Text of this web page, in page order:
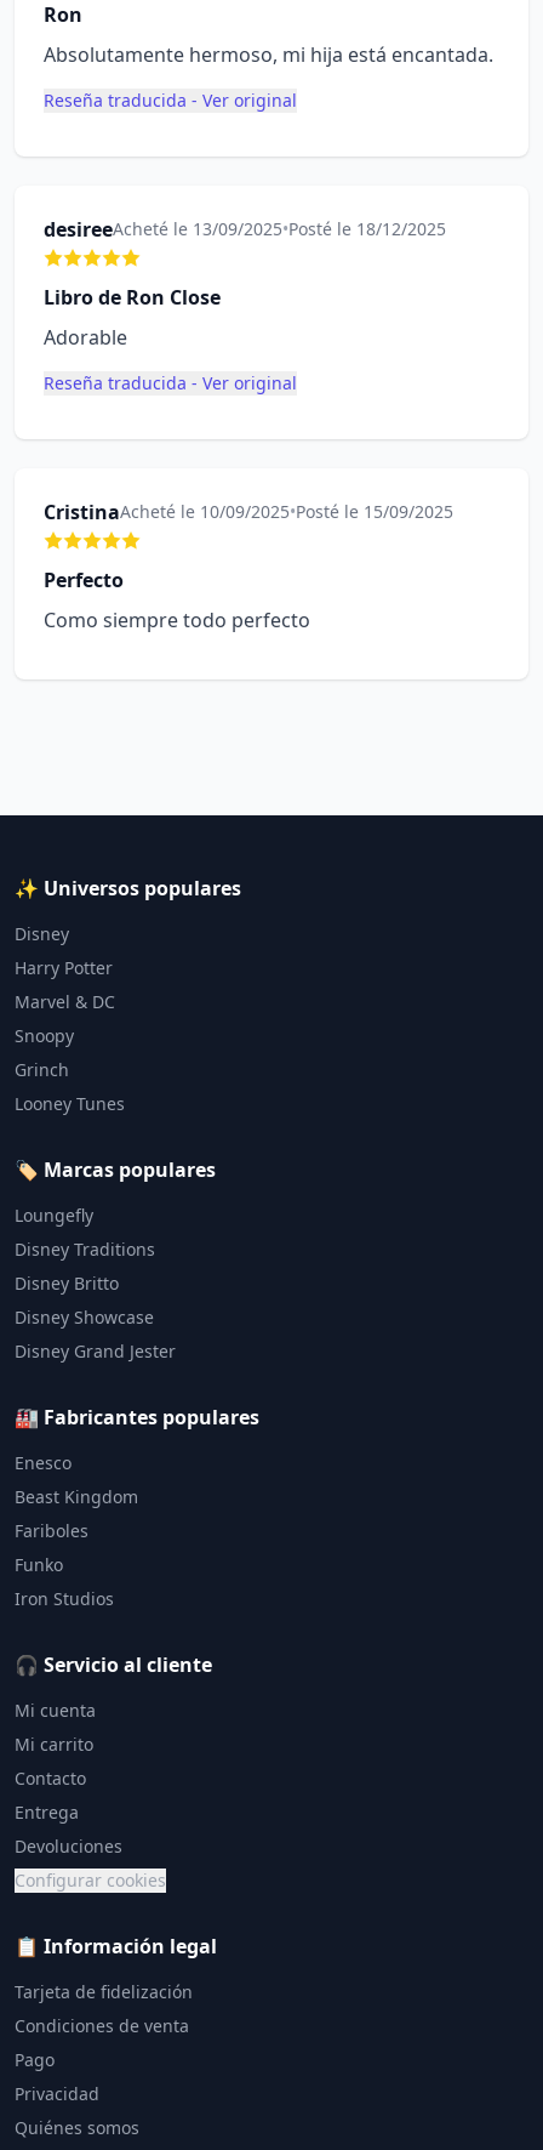
Ron
Absolutamente hermoso, mi hija está encantada.
Reseña traducida - Ver original
desireeAcheté le 13/09/2025•Posté le 18/12/2025
Libro de Ron Close
Adorable
Reseña traducida - Ver original
CristinaAcheté le 10/09/2025•Posté le 15/09/2025
Perfecto
Como siempre todo perfecto
✨ Universos populares
Disney
Harry Potter
Marvel & DC
Snoopy
Grinch
Looney Tunes
🏷️ Marcas populares
Loungefly
Disney Traditions
Disney Britto
Disney Showcase
Disney Grand Jester
🏭 Fabricantes populares
Enesco
Beast Kingdom
Fariboles
Funko
Iron Studios
🎧 Servicio al cliente
Mi cuenta
Mi carrito
Contacto
Entrega
Devoluciones
Configurar cookies
📋 Información legal
Tarjeta de fidelización
Condiciones de venta
Pago
Privacidad
Quiénes somos